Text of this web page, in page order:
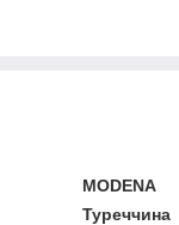
MODENA
Туреччина